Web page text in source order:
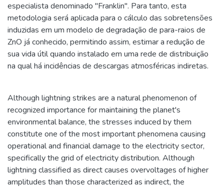
especialista denominado "Franklin". Para tanto, esta
metodologia será aplicada para o cálculo das sobretensões
induzidas em um modelo de degradação de para-raios de
ZnO já conhecido, permitindo assim, estimar a redução de
sua vida útil quando instalado em uma rede de distribuição
na qual há incidências de descargas atmosféricas indiretas.
Although lightning strikes are a natural phenomenon of
recognized importance for maintaining the planet's
environmental balance, the stresses induced by them
constitute one of the most important phenomena causing
operational and financial damage to the electricity sector,
specifically the grid of electricity distribution. Although
lightning classified as direct causes overvoltages of higher
amplitudes than those characterized as indirect, the